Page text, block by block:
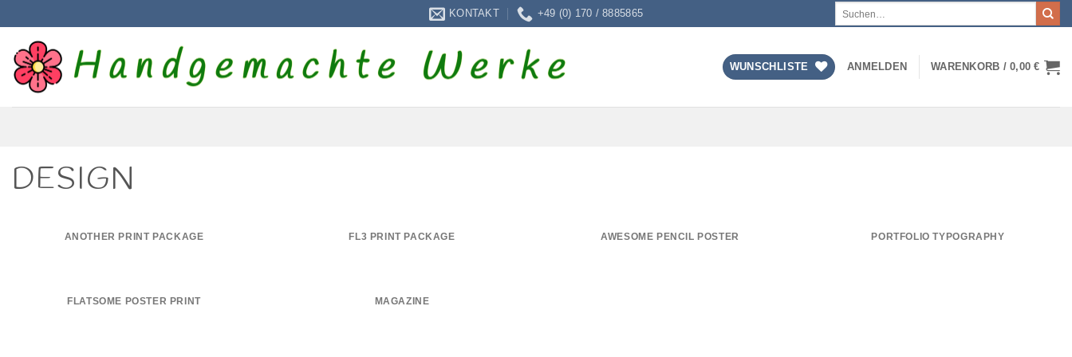
Inhalt
springen
KONTAKT +49 (0) 170 / 8885865
WUNSCHLISTE ANMELDEN WARENKORB /0,00€
DESIGN
ANOTHER PRINT PACKAGE FL3 PRINT PACKAGE AWESOME PENCIL POSTER PORTFOLIO TYPOGRAPHY
FLATSOME POSTER PRINT MAGAZINE